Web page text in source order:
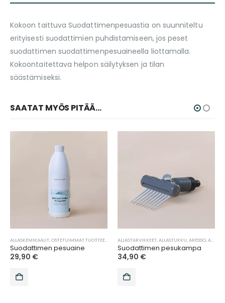
Kokoon taittuva Suodattimenpesuastia on suunniteltu
erityisesti suodattimien puhdistamiseen, jos peset
suodattimen suodattimenpesuaineella liottamalla.
Kokoontaitettava helpon säilytyksen ja tilan
säästämiseksi.
SAATAT MYÖS PITÄÄ...
,LOISTOSPA,LYFCO,NORDPOOL,NOVITEK,PASSION SPA,SUODATTIMEN PUHDISTUS,
TARJOUKSET,VEDENHOITO
ALLASKEMIKAALIT,OSTETUIMMAT TUOTTEET SUODATTIMEN PUHDISTUS,VEDENHOITO
Suodattimen pesuaine
29,90 €
ALLASTARVIKKEET,ALLASTUKKU,ARESSO,AURASPA
Suodattimen pesukampa
34,90 €